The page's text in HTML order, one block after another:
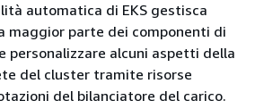
automatica di EKS gestisca
maggior parte dei componenti di
personalizzare alcuni aspetti della
del cluster tramite risorse
del bilanciatore del carico.